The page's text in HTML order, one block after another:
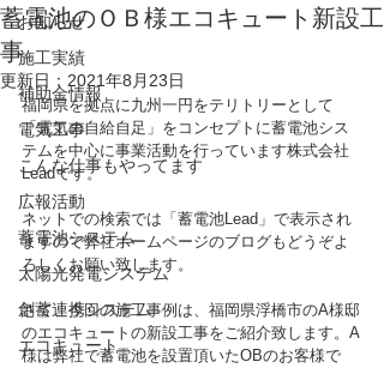
お知らせ
施工実績
補助金情報
電気工事
こんな仕事もやってます
広報活動
蓄電池システム
太陽光発電システム
創蓄連携システム
エコキュート
蓄電池のＯＢ様エコキュート新設工
事
更新日： 2021年8月23日
福岡県を拠点に九州一円をテリトリーとして
「電気の自給自足」をコンセプトに蓄電池シス
テムを中心に事業活動を行っています株式会社
Leadです。
ネットでの検索では「蓄電池Lead」で表示され
ますので弊社ホームページのブログもどうぞよ
ろしくお願い致します。
さて、今回の施工事例は、福岡県浮橋市のA様邸
のエコキュートの新設工事をご紹介致します。A
様は弊社で蓄電池を設置頂いたOBのお客様で